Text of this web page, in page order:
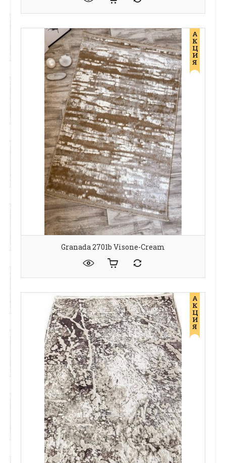
А
К
Ц
И
Я
Granada 2701b Visone-Cream
А
К
Ц
И
Я